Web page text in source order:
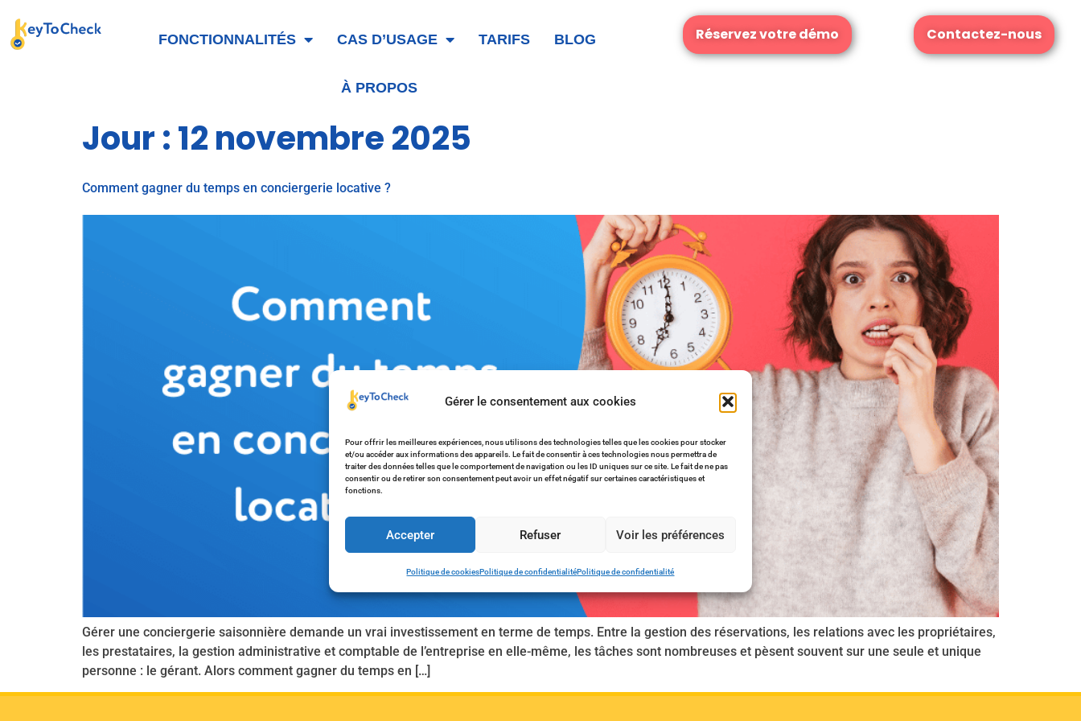
Gérer le consentement aux cookies
Pour offrir les meilleures expériences, nous utilisons des technologies telles que les cookies pour stocker
et/ou accéder aux informations des appareils. Le fait de consentir à ces technologies nous permettra de
traiter des données telles que le comportement de navigation ou les ID uniques sur ce site. Le fait de ne pas
consentir ou de retirer son consentement peut avoir un effet négatif sur certaines caractéristiques et
fonctions.
Accepter Refuser Voir les préférences
Politique de cookiesPolitique de confidentialitéPolitique de confidentialité
FONCTIONNALITÉS CAS D’USAGE TARIFS BLOG
À PROPOS
Réservez votre démo Contactez-nous
Jour :12 novembre 2025
Comment gagner du temps en conciergerie locative ?
Gérer une conciergerie saisonnière demande un vrai investissement en terme de temps. Entre la gestion des réservations, les relations avec les propriétaires,
les prestataires, la gestion administrative et comptable de l’entreprise en elle-même, les tâches sont nombreuses et pèsent souvent sur une seule et unique
personne : le gérant. Alors comment gagner du temps en […]